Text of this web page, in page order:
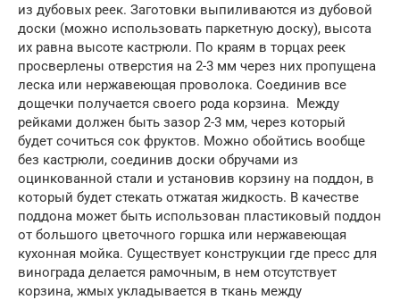
из дубовых реек. Заготовки выпиливаются из дубовой
доски (можно использовать паркетную доску), высота
их равна высоте кастрюли. По краям в торцах реек
просверлены отверстия на 2-3 мм через них пропущена
леска или нержавеющая проволока. Соединив все
дощечки получается своего рода корзина. Между
рейками должен быть зазор 2-3 мм, через который
будет сочиться сок фруктов. Можно обойтись вообще
без кастрюли, соединив доски обручами из
оцинкованной стали и установив корзину на поддон, в
который будет стекать отжатая жидкость. В качестве
поддона может быть использован пластиковый поддон
от большого цветочного горшка или нержавеющая
кухонная мойка. Существует конструкции где пресс для
винограда делается рамочным, в нем отсутствует
корзина, жмых укладывается в ткань между